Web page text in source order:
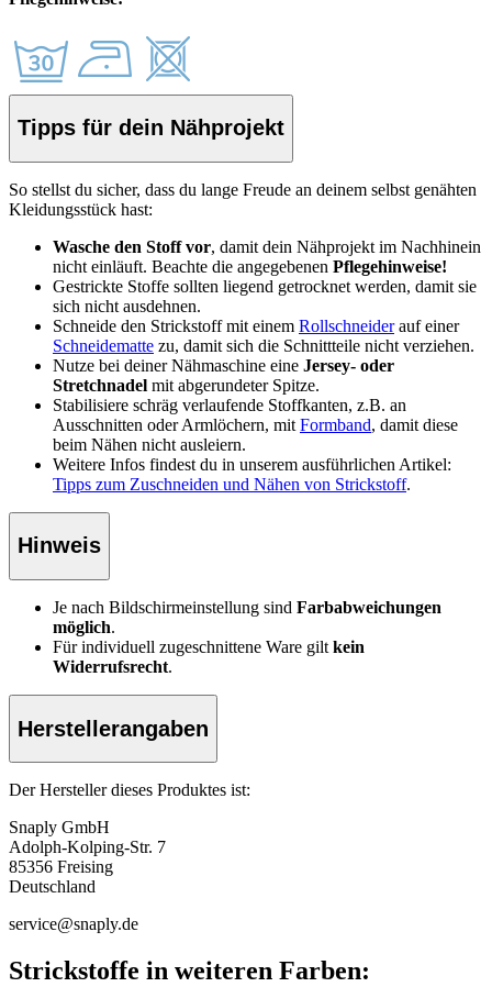
Tipps für dein Nähprojekt
So stellst du sicher, dass du lange Freude an deinem selbst genähten
Kleidungsstück hast:
Wasche den Stoff vor, damit dein Nähprojekt im Nachhinein
nicht einläuft. Beachte die angegebenen Pflegehinweise!
Gestrickte Stoffe sollten liegend getrocknet werden, damit sie
sich nicht ausdehnen.
Schneide den Strickstoff mit einem Rollschneiderauf einer
Schneidematte zu, damit sich die Schnittteile nicht verziehen.
Nutze bei deiner Nähmaschine eine Jersey- oder
Stretchnadel mit abgerundeter Spitze.
Stabilisiere schräg verlaufende Stoffkanten, z.B. an
Ausschnitten oder Armlöchern, mit Formband, damit diese
beim Nähen nicht ausleiern.
Weitere Infos findest du in unserem ausführlichen Artikel:
Tipps zum Zuschneiden und Nähen von Strickstoff.
Hinweis
Je nach Bildschirmeinstellung sind Farbabweichungen
möglich.
Für individuell zugeschnittene Ware gilt kein
Widerrufsrecht.
Herstellerangaben
Der Hersteller dieses Produktes ist:
Snaply GmbH
Adolph-Kolping-Str. 7
85356 Freising
Deutschland
service@snaply.de
Strickstoffe in weiteren Farben: